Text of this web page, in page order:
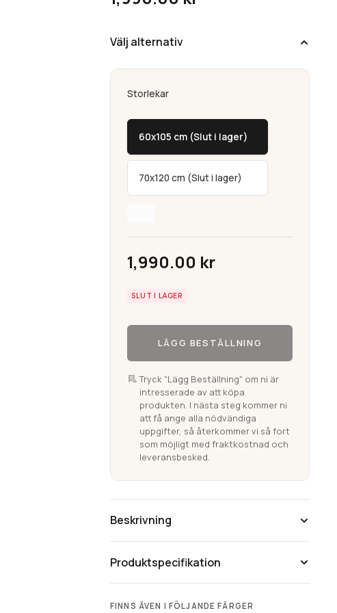
Välj alternativ
Storlekar
60x105 cm (Slut i lager)
70x120 cm (Slut i lager)
1,990.00 kr
SLUT I LAGER
Caro
Badrumsmatta
mängd
LÄGG BESTÄLLNING
Tryck "Lägg Beställning" om ni är
intresserade av att köpa
produkten. I nästa steg kommer ni
att få ange alla nödvändiga
uppgifter, så återkommer vi så fort
som möjligt med fraktkostnad och
leveransbesked.
Beskrivning
Produktspecifikation
FINNS ÄVEN I FÖLJANDE FÄRGER